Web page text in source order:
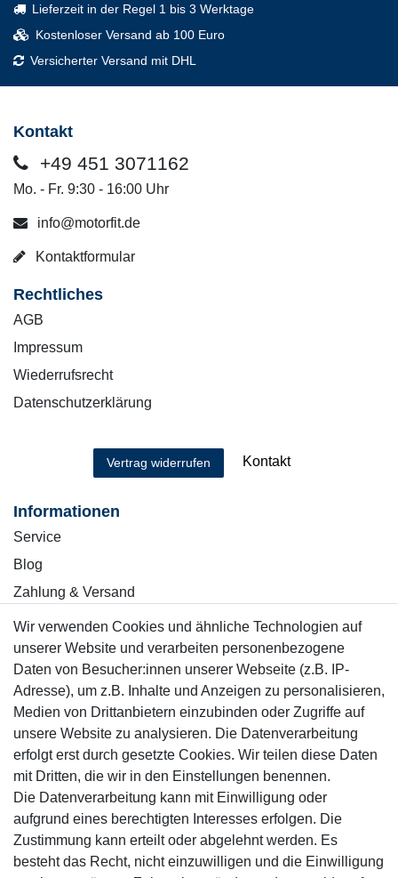
Lieferzeit in der Regel 1 bis 3 Werktage
Kostenloser Versand ab 100 Euro
Versicherter Versand mit DHL
Kontakt
+49 451 3071162
Mo. - Fr. 9:30 - 16:00 Uhr
info@motorfit.de
Kontaktformular
Rechtliches
AGB
Impressum
Wiederrufsrecht
Datenschutzerklärung
Vertrag widerrufen Kontakt
Informationen
Service
Blog
Zahlung & Versand
Sicher einkaufen
Mitglied
Motor-Fit
Wir verwenden Cookies und ähnliche Technologien auf
unserer Website und verarbeiten personenbezogene
Daten von Besucher:innen unserer Webseite (z.B. IP-
Adresse), um z.B. Inhalte und Anzeigen zu personalisieren,
Medien von Drittanbietern einzubinden oder Zugriffe auf
unsere Website zu analysieren. Die Datenverarbeitung
erfolgt erst durch gesetzte Cookies. Wir teilen diese Daten
mit Dritten, die wir in den Einstellungen benennen.
Die Datenverarbeitung kann mit Einwilligung oder
aufgrund eines berechtigten Interesses erfolgen. Die
Zustimmung kann erteilt oder abgelehnt werden. Es
besteht das Recht, nicht einzuwilligen und die Einwilligung